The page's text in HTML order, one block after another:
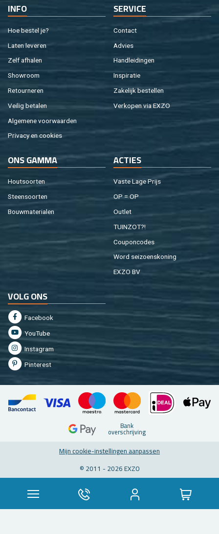
INFO
Hoe be­stel je?
Laten le­ve­ren
Zelf af­ha­len
Show­room
Re­tour­ne­ren
Vei­lig be­ta­len
Al­ge­me­ne voor­waar­den
Pri­va­cy en coo­kies
SER­VI­CE
Con­tact
Ad­vies
Hand­lei­din­gen
In­spi­ra­tie
Za­ke­lijk be­stel­len
Ver­ko­pen via EXZO
ONS GAMMA
Hout­soor­ten
Steen­soor­ten
Bouw­ma­te­ri­a­len
AC­TIES
Vaste Lage Prijs
OP = OP
Out­let
TUIN­ZOT?!
Cou­pon­co­des
Word sei­zoens­ko­ning
EXZO BV
VOLG ONS
Fa­cebook
You­Tu­be
In­st­agram
Pin­te­rest
Bank
over­schrij­ving
Mijn coo­kie-in­stel­lin­gen aan­pas­sen
© 2011 - 2026 EXZO